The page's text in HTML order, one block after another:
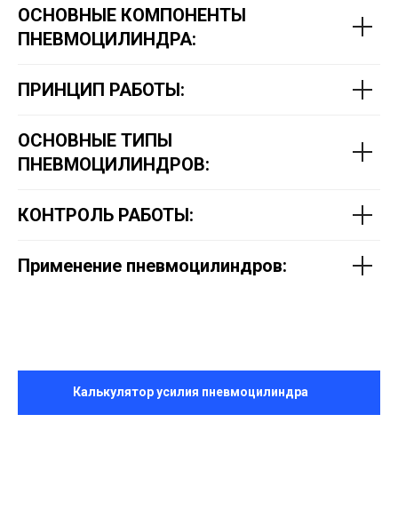
ОСНОВНЫЕ КОМПОНЕНТЫ
ПНЕВМОЦИЛИНДРА:
ПРИНЦИП РАБОТЫ:
ОСНОВНЫЕ ТИПЫ
ПНЕВМОЦИЛИНДРОВ:
КОНТРОЛЬ РАБОТЫ:
Применение пневмоцилиндров:
Калькулятор усилия пневмоцилиндра